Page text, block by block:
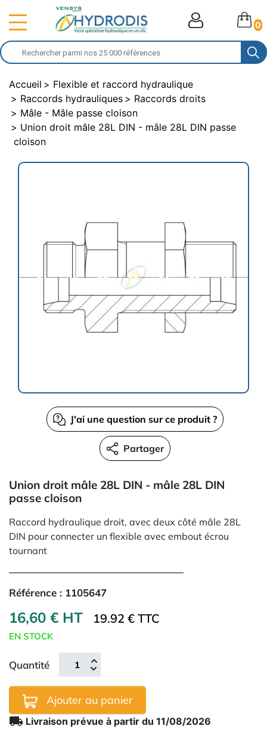
0
Accueil
Flexible et raccord hydraulique
Raccords hydrauliques
Raccords droits
Mâle - Mâle passe cloison
Union droit mâle 28L DIN - mâle 28L DIN passe
cloison
J'ai une question sur ce produit ?
Partager
Union droit mâle 28L DIN - mâle 28L DIN
passe cloison
Raccord hydraulique droit, avec deux côté mâle 28L
DIN pour connecter un flexible avec embout écrou
tournant
Référence : 1105647
16,60 € HT 19.92 € TTC
EN STOCK
Quantité
Ajouter au panier
local_shipping Livraison prévue à partir du 11/08/2026